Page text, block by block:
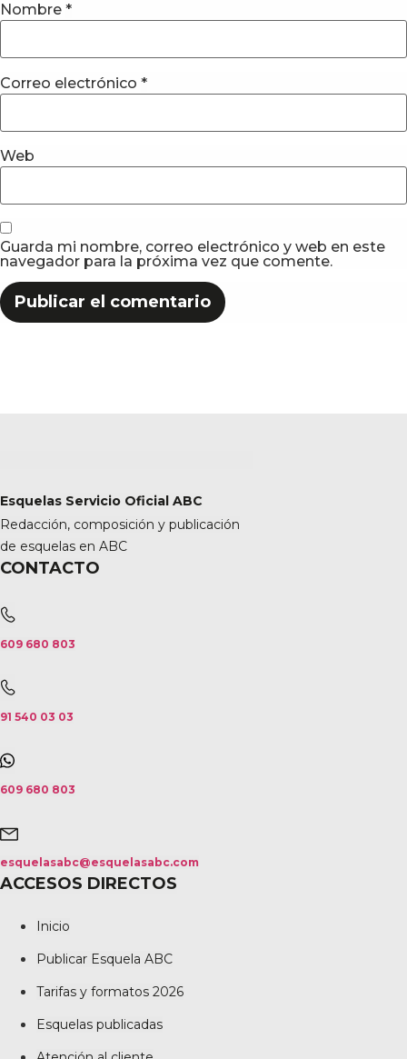
Nombre *
Correo electrónico *
Web
Guarda mi nombre, correo electrónico y web en este
navegador para la próxima vez que comente.
Esquelas Servicio Oficial ABC
Redacción, composición y publicación
de esquelas en ABC
CONTACTO
609 680 803
91 540 03 03
609 680 803
esquelasabc@esquelasabc.com
ACCESOS DIRECTOS
Inicio
Publicar Esquela ABC
Tarifas y formatos 2026
Esquelas publicadas